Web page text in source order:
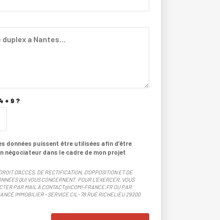
+ 9 ?
données puissent être utilisées afin d’être
négociateur dans le cadre de mon projet
D'ACCÈS, DE RECTIFICATION, D'OPPOSITION ET DE
QUI VOUS CONCERNENT. POUR L'EXERCER, VOUS
PAR MAIL À CONTACT@ICOMI-FRANCE.FR OU PAR
IMMOBILIER - SERVICE CIL- 78 RUE RICHELIEU 29200